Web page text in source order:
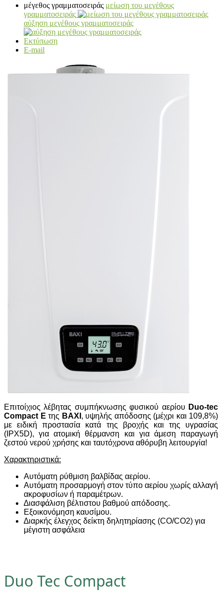
μέγεθος γραμματοσειράς μείωση του μεγέθους
γραμματοσειράς
αύξηση μεγέθους γραμματοσειράς
Εκτύπωση
E-mail
Επιτοίχιος λέβητας συμπήκνωσης φυσικού αερίου Duo-tec
Compact E της BAXI , υψηλής απόδοσης (μέχρι και 109,8%)
με ειδική προστασία κατά της βροχής και της υγρασίας
(IPX5D), για ατομική θέρμανση και για άμεση παραγωγή
ζεστού νερού χρήσης και ταυτόχρονα αθόρυβη λειτουργία!
Χαρακτηριστικά:
Αυτόματη ρύθμιση βαλβίδας αερίου.
Αυτόματη προσαρμογή στον τύπο αερίου χωρίς αλλαγή
ακροφυσίων ή παραμέτρων.
∆ιασφάλιση βέλτιστου βαθμού απόδοσης.
Εξοικονόμηση καυσίμου.
∆ιαρκής έλεγχος δείκτη δηλητηρίασης (CO/CO2) για
μέγιστη ασφάλεια
Duo Tec Compact